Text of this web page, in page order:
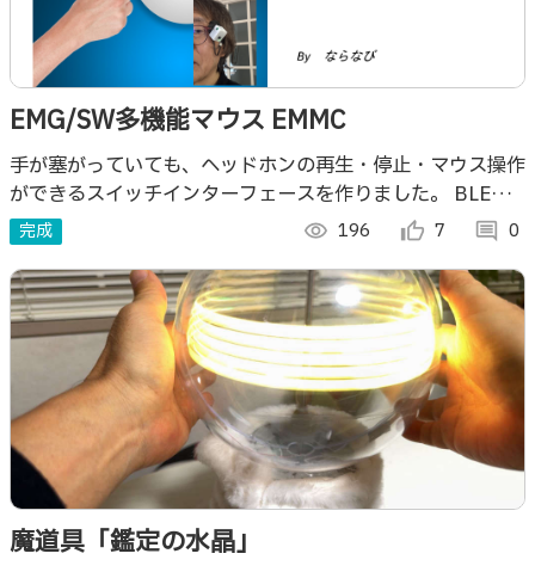
EMG/SW多機能マウス EMMC
手が塞がっていても、ヘッドホンの再生・停止・マウス操作
ができるスイッチインターフェースを作りました。 BLEマ
ウス＋メディアコントロールに対応しており、PCやタブレ
ットの操作を手放しで行えます。
完成 visibility 196 thumb_up_alt 7 comment 0
魔道具「鑑定の水晶」